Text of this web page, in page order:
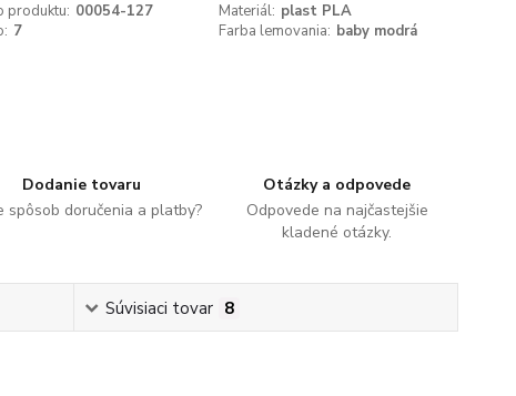
produktu: 00054-127 Materiál: plast PLA
7 Farba lemovania: baby modrá
Dodanie tovaru
spôsob doručenia a platby?
Otázky a odpovede
Odpovede na najčastejšie
kladené otázky.
Súvisiaci tovar 8